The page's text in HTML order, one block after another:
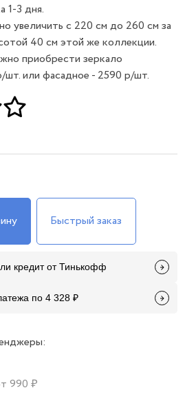
1-3 дня.
увеличить с 220 см до 260 см за
40 см этой же коллекции.
приобрести зеркало
шт. или фасадное - 2590 р/шт.
Быстрый заказ
кредит от Тинькофф
по 4 328 ₽
990 ₽